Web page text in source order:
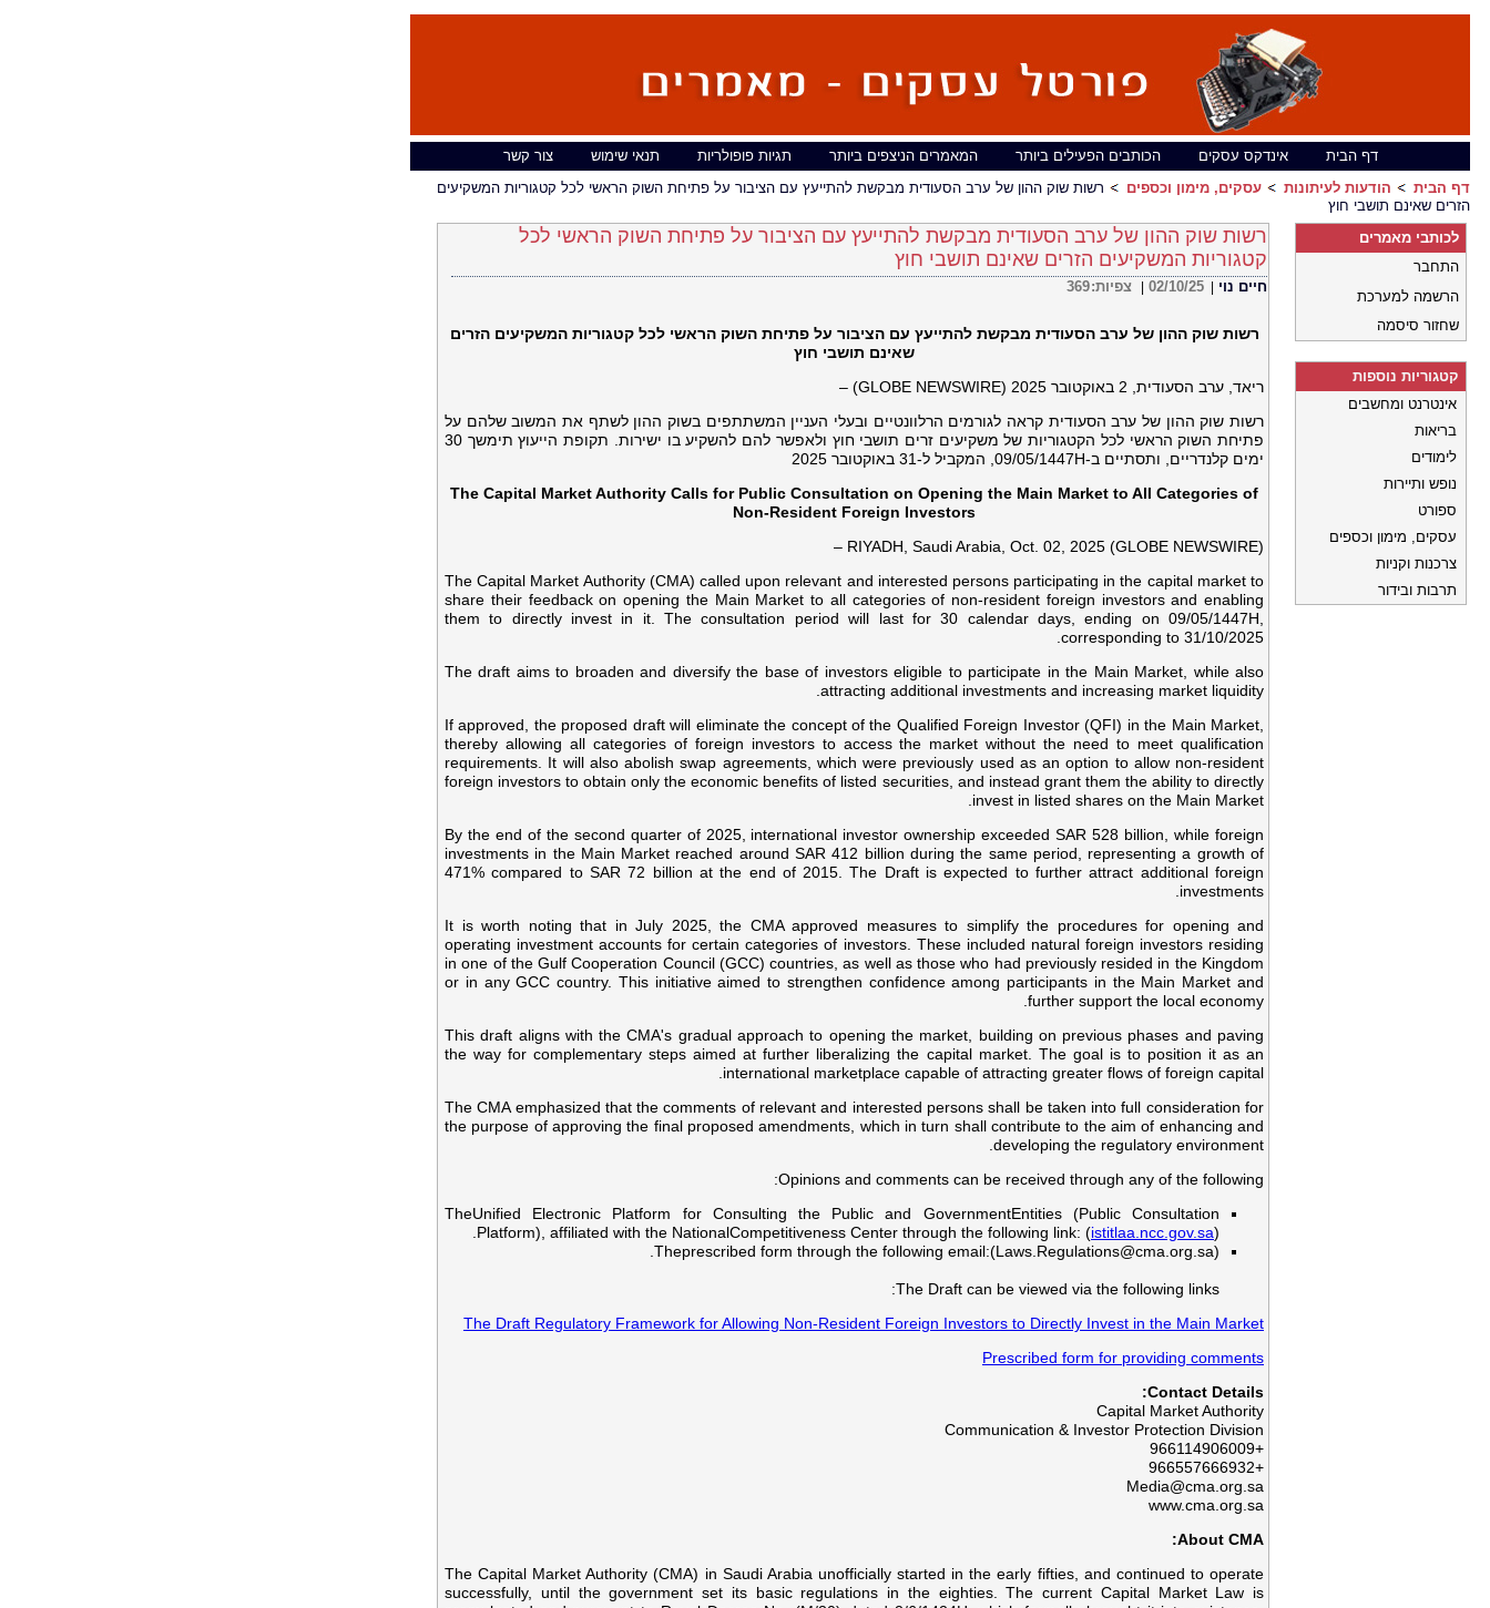
דף הבית אינדקס עסקים הכותבים הפעילים ביותר המאמרים הניצפים ביותר תגיות פופולריות תנאי שימוש
צור קשר
דף הבית
הודעות לעיתונות עסקים, מימון וכספים
רשות שוק ההון של ערב הסעודית מבקשת להתייעץ עם הציבור על פתיחת השוק הראשי לכל קטגוריות המשקיעים
הזרים שאינם תושבי חוץ
רשות שוק ההון של ערב הסעודית מבקשת להתייעץ עם הציבור על פתיחת השוק הראשי לכל
קטגוריות המשקיעים הזרים שאינם תושבי חוץ
חיים נוי 02/10/25 צפיות:369
רשות שוק ההוןשל ערב הסעודית מבקשת להתייעץ עם הציבור על פתיחת השוק הראשי לכל קטגוריות המשקיעים הזרים
שאינם תושבי חוץ
ריאד, ערב הסעודית, 2 באוקטובר 2025 (GLOBE NEWSWIRE) –
רשות שוק ההון של ערב הסעודית קראה לגורמים הרלוונטיים ובעלי העניין המשתתפים בשוק ההון לשתף את המשוב שלהם על
פתיחת השוק הראשי לכל הקטגוריות של משקיעים זרים תושבי חוץ ולאפשר להם להשקיע בו ישירות. תקופת הייעוץ תימשך 30
ימים קלנדריים, ותסתיים ב-09/05/1447H, המקביל ל-31 באוקטובר 2025
The Capital Market Authority Calls for Public Consultation on Opening the Main Market to All Categories of
Non-Resident Foreign Investors
RIYADH, Saudi Arabia, Oct. 02, 2025 (GLOBE NEWSWIRE) –
The Capital Market Authority (CMA) called upon relevant and interested persons participating in the capital market to
share their feedback on opening the Main Market to all categories of non-resident foreign investors and enabling
them to directly invest in it. The consultation period will last for 30 calendar days, ending on 09/05/1447H
corresponding to 31/10/2025.
The draft aims to broaden and diversify the base of investors eligible to participate in the Main Market, while also
attracting additional investments and increasing market liquidity.
If approved, the proposed draft will eliminate the concept of the Qualified Foreign Investor (QFI) in the Main Market,
thereby allowing all categories of foreign investors to access the market without the need to meet qualification
requirements. It will also abolish swap agreements, which were previously used as an option to allow non-resident
foreign investors to obtain only the economic benefits of listed securities, and instead grant them the ability to directly
invest in listed shares on the Main Market.
By the end of the second quarter of 2025, international investor ownership exceeded SAR 528 billion, while foreign
investments in the Main Market reached around SAR 412 billion during the same period, representing a growth of
471% compared to SAR 72 billion at the end of 2015. The Draft is expected to further attract additional foreign
investments.
It is worth noting that in July 2025, the CMA approved measures to simplify the procedures for opening and
operating investment accounts for certain categories of investors. These included natural foreign investors residing
in one of the Gulf Cooperation Council (GCC) countries, as well as those who had previously resided in the Kingdom
or in any GCC country. This initiative aimed to strengthen confidence among participants in the Main Market and
further support the local economy.
This draft aligns with the CMA's gradual approach to opening the market, building on previous phases and paving
the way for complementary steps aimed at further liberalizing the capital market. The goal is to position it as an
international marketplace capable of attracting greater flows of foreign capital.
The CMA emphasized that the comments of relevant and interested persons shall be taken into full consideration for
the purpose of approving the final proposed amendments, which in turn shall contribute to the aim of enhancing and
developing the regulatory environment.
Opinions and comments can be received through any of the following:
TheUnified Electronic Platform for Consulting the Public and GovernmentEntities (Public Consultation
Platform), affiliated with the NationalCompetitiveness Center through the following link: (istitlaa.ncc.gov.sa​).
Theprescribed form through the following email:(Laws.Regulations@cma.org.sa).
The Draft can be viewed via the following links:
The Draft Regulatory Framework for Allowing Non-Resident Foreign Investors to Directly Invest in the Main Market
Prescribed form for providing comments
Contact Details:
Capital Market Authority
Communication & Investor Protection Division
+966114906009
+966557666932
Media@cma.org.sa
www.cma.org.sa
About CMA:
The Capital Market Authority (CMA) in Saudi Arabia unofficially started in the early fifties, and continued to operate
successfully, until the government set its basic regulations in the eighties. The current Capital Market Law is
לכותבי מאמרים
התחבר
הרשמה למערכת
שחזור סיסמה
קטגוריות נוספות
אינטרנט ומחשבים
בריאות
לימודים
נופש ותיירות
ספורט
עסקים, מימון וכספים
צרכנות וקניות
תרבות ובידור